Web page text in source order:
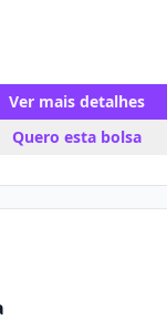
Ver mais detalhes
Quero esta bolsa